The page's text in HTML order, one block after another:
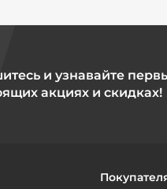
и узнавайте
акциях и скидках!